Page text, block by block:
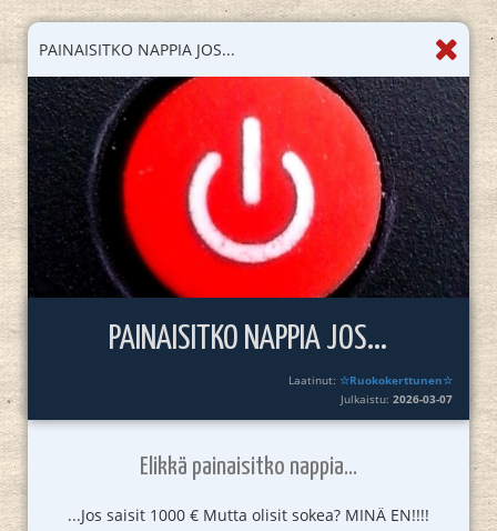
PAINAISITKO NAPPIA JOS...
PAINAISITKO NAPPIA JOS...
Laatinut:☆Ruokokerttunen☆
Julkaistu:2026-03-07
Elikkä painaisitko nappia...
...Jos saisit 1000 € Mutta olisit sokea? MINÄ EN!!!!